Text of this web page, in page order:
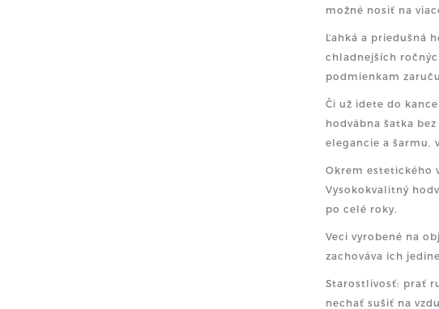
možné nosiť na
Ľahká a priedušná
chladnejších
podmienkam
Či už idete do
hodvábna šatka
elegancie a šarmu,
Okrem estetického
Vysokokvalitný
po celé roky.
Veci vyrobené na
zachováva ich
Starostlivosť: prať
nechať sušiť na